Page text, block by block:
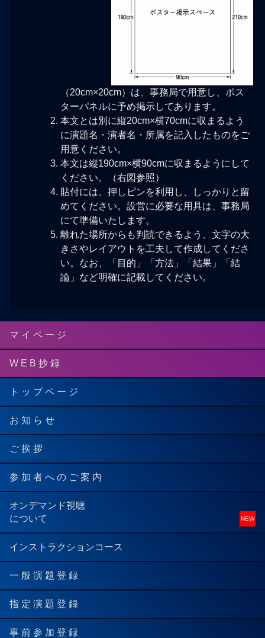
（20cm×20cm）は、事務局で用意し、ポス
ターパネルに予め掲示してあります。
本文とは別に縦20cm×横70cmに収まるよう
に演題名・演者名・所属を記入したものをご
用意ください。
本文は縦190cm×横90cmに収まるようにして
ください。（右図参照）
貼付には、押しピンを利用し、しっかりと留
めてください。設営に必要な用具は、事務局
にて準備いたします。
離れた場所からも判読できるよう、文字の大
きさやレイアウトを工夫して作成してくださ
い。なお、「目的」「方法」「結果」「結
論」など明確に記載してください。
マ イ ペ ー ジ
W E B 抄 録
ト ッ プ ペ ー ジ
お 知 ら せ
ご 挨 拶
参 加 者 へ の ご 案 内
オンデマンド視聴
について
インストラクションコース
一 般 演 題 登 録
指 定 演 題 登 録
事 前 参 加 登 録